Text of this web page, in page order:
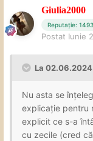
Concluzie
userii locali in a
spune la voi)
Giulia2000
Reputație: 1493
Postat Iunie
La
Nu asta se
explicație pentru
explicit ce s-a
cu zecile (cred